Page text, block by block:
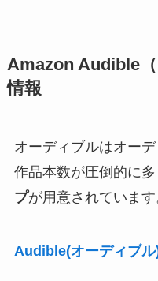
Amazon Audible
情報
オーディブルはオー
作品本数が圧倒的に多
プが用意されています
Audible(オーディブル